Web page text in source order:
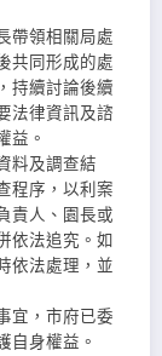
帶領相關局處
共同形成的處
持續討論後續
法律資訊及諮
益。
料及調查結
程序，以利案
責人、園長或
依法追究。如
依法處理，並
宜，市府已委
自身權益。